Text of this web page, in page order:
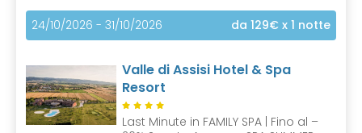
24/10/2026 - 31/10/2026 da 129€ x 1 notte
Valle di Assisi Hotel & Spa
Resort
Last Minute in FAMILY SPA | Fino al –